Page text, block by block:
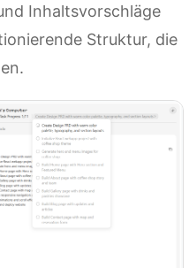
Inhaltsvorschläge
Struktur, die